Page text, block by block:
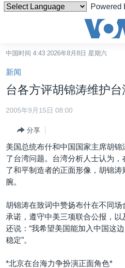
Powered
碍
链
接
转
容
跳
转
到
转
到
索
港澳
国际
最新国际新闻
印太
中东
欧洲
非洲
分类新闻
经济·金融·贸易
人权·法律·宗教
科教·文娱·体健
军事
美中关系
热点专题
白宫要闻
国会报道
VOA视频
VOA今日焦点
中国时间 4:43 2026年8月8日 星期六
新闻
台各方评胡锦涛维护
2005年9月15日 08:00
分享
美国总统布什和中国国家主席胡锦
了台湾问题。台湾分析人士认为
了和平制造者的正面形像，胡锦
腕。
胡锦涛在致词中赞扬布什在不同场
承诺，遵守中美三项联合公报，
还说：“我希望美国能加入中国这
稳定”。
*北京在台海力争扮演正面角色*